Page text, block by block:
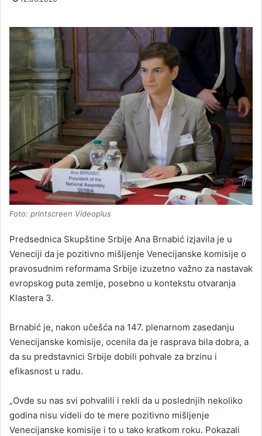
Foto: printscreen Videoplus
Predsednica Skupštine Srbije Ana Brnabić izjavila je u
Veneciji da je pozitivno mišljenje Venecijanske komisije o
pravosudnim reformama Srbije izuzetno važno za nastavak
evropskog puta zemlje, posebno u kontekstu otvaranja
Klastera 3.
Brnabić je, nakon učešća na 147. plenarnom zasedanju
Venecijanske komisije, ocenila da je rasprava bila dobra, a
da su predstavnici Srbije dobili pohvale za brzinu i
efikasnost u radu.
„Ovde su nas svi pohvalili i rekli da u poslednjih nekoliko
godina nisu videli do te mere pozitivno mišljenje
Venecijanske komisije i to u tako kratkom roku. Pokazali